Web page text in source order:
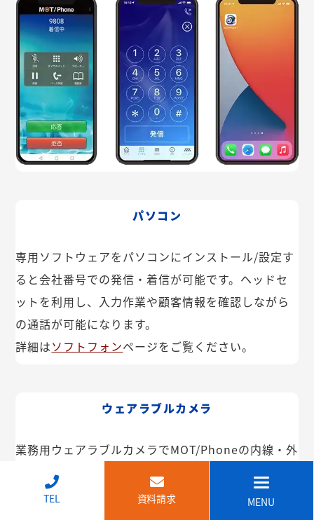
パソコン
専用ソフトウェアをパソコンにインストール/設定す
ると会社番号での発信・着信が可能です。ヘッドセ
ットを利用し、入力作業や顧客情報を確認しながら
の通話が可能になります。
詳細はソフトフォンページをご覧ください。
ウェアラブルカメラ
業務用ウェアラブルカメラでMOT/Phoneの内線・外
線が利用できます。インカム機能や映像共有なども
可能。IP68で防塵・防水で建設現場などでも安心し
TEL 資料請求 MENU